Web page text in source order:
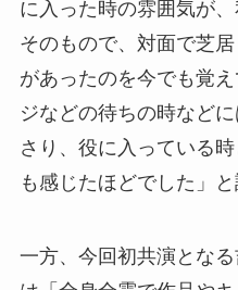
に入った時の雰囲気が
そのもので、対面で芝
があったのを今でも覚
ジなどの待ちの時など
さり、役に入っている
も感じたほどでした」と
一方、今回初共演となる